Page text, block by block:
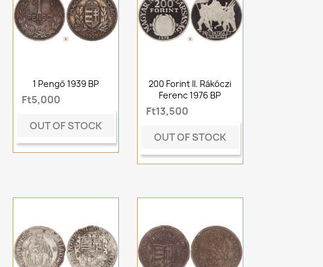
1 Pengő 1939 BP
Ft5,000
OUT OF STOCK
200 Forint II. Rákóczi
Ferenc 1976 BP
Ft13,500
OUT OF STOCK